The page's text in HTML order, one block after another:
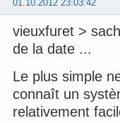
01.10.2012 23:03:42
vieuxfuret >
de la date ...
Le plus simple
connaît un
relativement